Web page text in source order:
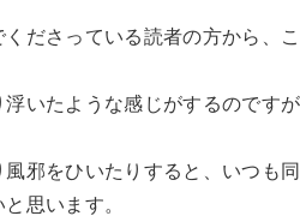
ださっている読者の方から、
浮いたような感じがするのです
邪をひいたりすると、いつも
思います。